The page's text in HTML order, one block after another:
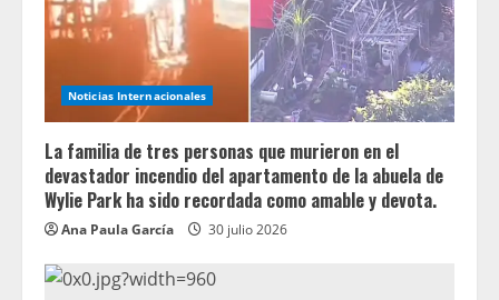
Noticias Internacionales
La familia de tres personas que murieron en el
devastador incendio del apartamento de la abuela de
Wylie Park ha sido recordada como amable y devota.
Ana Paula García 30 julio 2026